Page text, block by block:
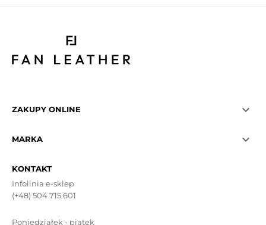
ZAKUPY ONLINE 
MARKA 
KONTAKT
Infolinia e-sklep
(+48) 504 715 601
Poniedziałek - piątek